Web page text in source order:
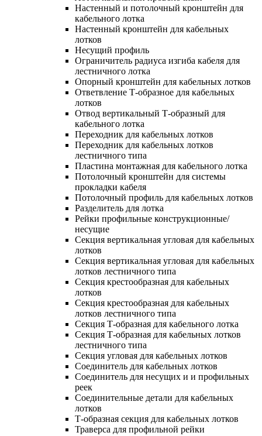
Настенный и потолочный кронштейн для
кабельного лотка
Настенный кронштейн для кабельных
лотков
Несущий профиль
Ограничитель радиуса изгиба кабеля для
лестничного лотка
Опорный кронштейн для кабельных лотков
Ответвление Т-образное для кабельных
лотков
Отвод вертикальный Т-образный для
кабельного лотка
Переходник для кабельных лотков
Переходник для кабельных лотков
лестничного типа
Пластина монтажная для кабельного лотка
Потолочный кронштейн для системы
прокладки кабеля
Потолочный профиль для кабельных лотков
Разделитель для лотка
Рейки профильные конструкционные/
несущие
Секция вертикальная угловая для кабельных
лотков
Секция вертикальная угловая для кабельных
лотков лестничного типа
Секция крестообразная для кабельных
лотков
Секция крестообразная для кабельных
лотков лестничного типа
Секция Т-образная для кабельного лотка
Секция Т-образная для кабельных лотков
лестничного типа
Секция угловая для кабельных лотков
Соединитель для кабельных лотков
Соединитель для несущих и и профильных
реек
Соединительные детали для кабельных
лотков
Т-образная секция для кабельных лотков
Траверса для профильной рейки